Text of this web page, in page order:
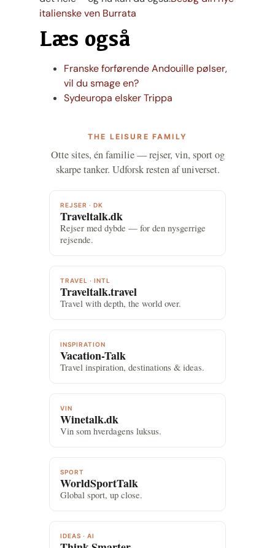
italienske ven Burrata
Læs også
Franske forførende Andouille pølser,
vil du smage en?
Sydeuropa elsker Trippa
THE LEISURE FAMILY
Otte sites, én familie — rejser, vin, sport og
skarpe tanker. Udforsk resten af universet.
REJSER · DK
Traveltalk.dk
Rejser med dybde — for den nysgerrige
rejsende.
TRAVEL · INTL
Traveltalk.travel
Travel with depth, the world over.
INSPIRATION
Vacation-Talk
Travel inspiration, destinations & ideas.
VIN
Winetalk.dk
Vin som hverdagens luksus.
SPORT
WorldSportTalk
Global sport, up close.
IDEAS · AI